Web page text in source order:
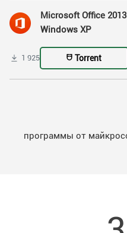
Microsoft Office
Windows XP
1 925 Torrent
программы от